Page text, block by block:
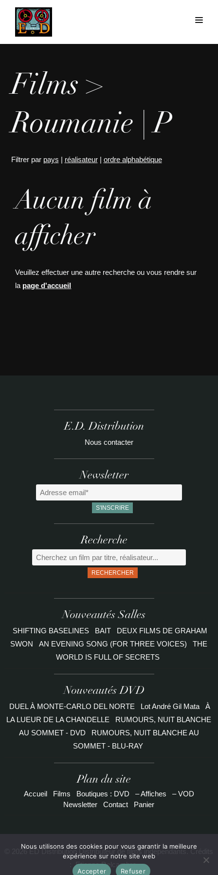
Films >
Roumanie | P
Filtrer par pays | réalisateur| ordre alphabétique
Aucun film à
afficher
Veuillez effectuer une autre recherche ou vous rendre sur
la page d'accueil
E.D. Distribution
Nous contacter
Newsletter
Recherche
RECHERCHER
Nouveautés Salles
SHIFTING BASELINES BAIT
DEUX FILMS DE GRAHAM
SWON
AN EVENING SONG (FOR THREE VOICES)
THE
WORLD IS FULL OF SECRETS
Nouveautés DVD
DUEL À MONTE-CARLO DEL NORTE Lot André Gil Mata
À
LA LUEUR DE LA CHANDELLE
RUMOURS, NUIT BLANCHE
AU SOMMET - DVD
RUMOURS, NUIT BLANCHE AU
SOMMET - BLU-RAY
Plan du site
Accueil Films Boutiques : DVD – Affiches
– VOD
Newsletter
Contact Panier
© 2026 ED Distribution Distributeur de films indépendants. Crédits
Etienne Delcambre
Nous utilisons des cookies pour vous garantir la meilleure
expérience sur notre site web
Accepter
Refuser